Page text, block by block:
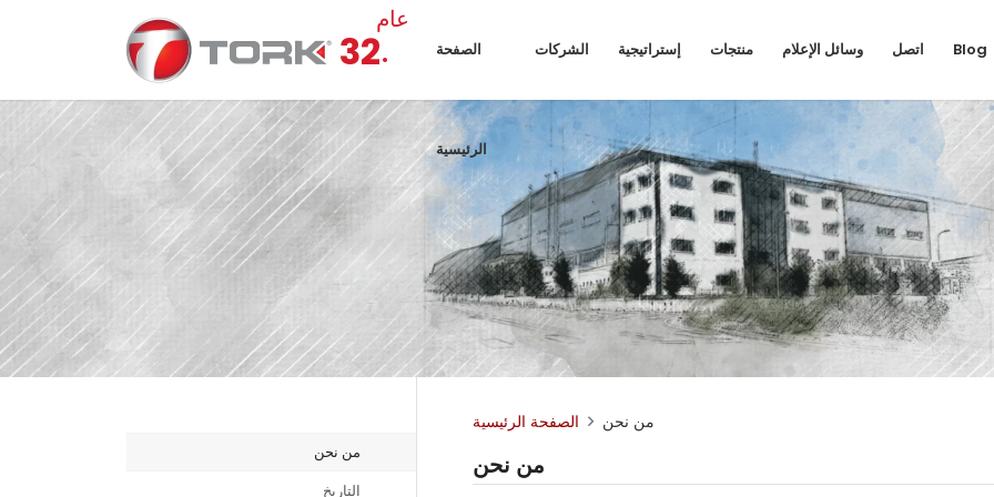
32.
عام
الصفحة
الرئيسية
الشركات إستراتيجية منتجات وسائل الإعلام اتصل Blog
من نحن
التاريخ
الصفحة الرئيسية من نحن
من نحن